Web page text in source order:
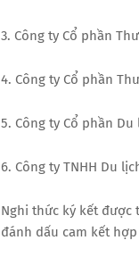
3. Công ty Cổ phần
4. Công ty Cổ phần
5. Công ty Cổ phần
6. Công ty TNHH Du
Nghi thức ký kết được
đánh dấu cam kết